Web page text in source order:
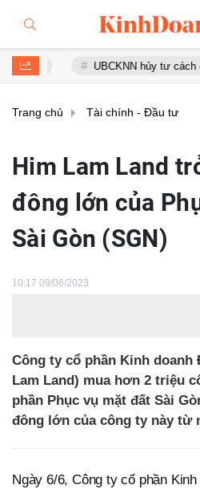
UBCKNN hủy tư cách công ty
Trang chủ Tài chính - Đầu tư
Him Lam Land
đông lớn của
Sài Gòn (SGN)
10:17 09/06/2023
Công ty cổ phần Kinh doanh
Lam Land) mua hơn 2 triệu
phần Phục vụ mặt đất Sài
đông lớn của công ty này từ
Ngày 6/6, Công ty cổ phần